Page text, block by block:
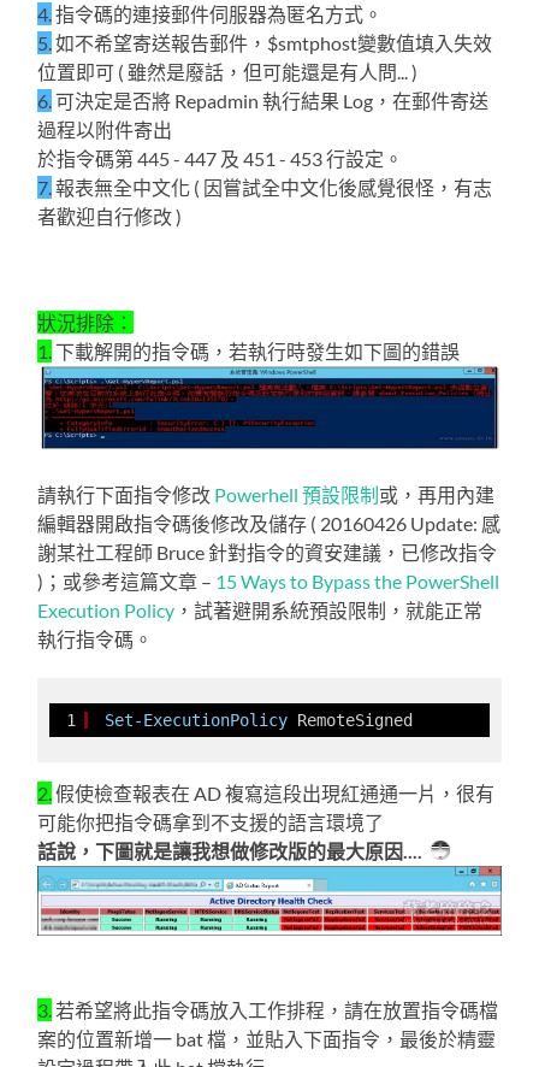
4. 指令碼的連接郵件伺服器為匿名方式。
5. 如不希望寄送報告郵件，$smtphost變數值填入失效
位置即可 ( 雖然是廢話，但可能還是有人問... )
6. 可決定是否將 Repadmin 執行結果 Log，在郵件寄送
過程以附件寄出
於指令碼第 445 - 447 及 451 - 453 行設定。
7. 報表無全中文化 ( 因嘗試全中文化後感覺很怪，有志
者歡迎自行修改 )
狀況排除：
1. 下載解開的指令碼，若執行時發生如下圖的錯誤
請執行下面指令修改 Powerhell 預設限制或，再用內建
編輯器開啟指令碼後修改及儲存 ( 20160426 Update: 感
謝某社工程師 Bruce 針對指令的資安建議，已修改指令
)；或參考這篇文章 – 15 Ways to Bypass the PowerShell
Execution Policy ，試著避開系統預設限制，就能正常
執行指令碼。
1 Set-ExecutionPolicy RemoteSigned
2. 假使檢查報表在 AD 複寫這段出現紅通通一片，很有
可能你把指令碼拿到不支援的語言環境了
話說，下圖就是讓我想做修改版的最大原因....
3. 若希望將此指令碼放入工作排程，請在放置指令碼檔
案的位置新增一 bat 檔，並貼入下面指令，最後於精靈